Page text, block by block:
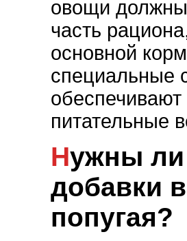
овощи
часть
основной
специальные
питательные
Нужны ли витамины и
добавки
попугая?